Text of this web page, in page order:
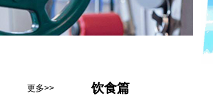
更多>> 饮食篇